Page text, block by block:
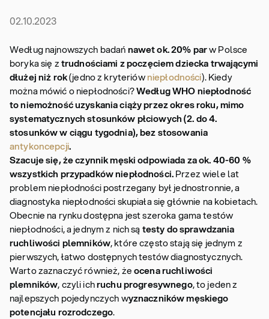
02.10.2023
Według najnowszych badańnawet ok. 20% parw Polsce
boryka się ztrudnościami z poczęciem dziecka trwającymi
dłużej niż rok(jedno z kryteriówniepłodności). Kiedy
można mówić o niepłodności?Według WHO niepłodność
to niemożność uzyskania ciąży przez okres roku, mimo
systematycznych stosunków płciowych (2. do 4.
stosunków w ciągu tygodnia), bez stosowania
antykoncepcji.
Szacuje się, że czynnik męski odpowiada za ok. 40-60 %
wszystkich przypadków niepłodności.Przez wiele lat
problem niepłodności postrzegany był jednostronnie, a
diagnostyka niepłodności skupiała się głównie na kobietach.
Obecnie na rynku dostępna jest szeroka gama testów
niepłodności, a jednym z nich są testy do sprawdzania
ruchliwości plemników, które często stają się jednym z
pierwszych, łatwo dostępnych testów diagnostycznych.
Warto zaznaczyć również, żeocena ruchliwości
plemników, czyli ichruchu progresywnego, to jeden z
najlepszych pojedynczych wyznaczników męskiego
potencjału rozrodczego.